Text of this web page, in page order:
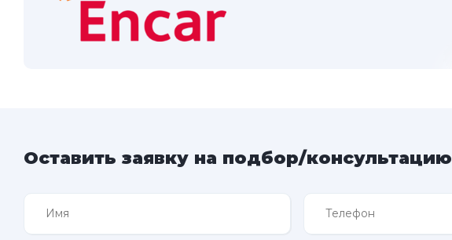
Оставить заявку на подбор/консультацию